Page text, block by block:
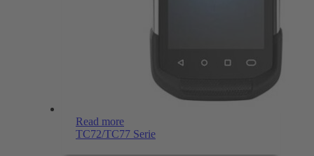
Read more
TC72/TC77 Serie